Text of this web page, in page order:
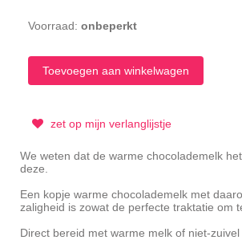
Voorraad: onbeperkt
zet op mijn verlanglijstje
We weten dat de warme chocolademelk
deze.
Een kopje warme chocolademelk met
zaligheid is zowat de perfecte traktatie om
Direct bereid met warme melk of niet-zuivel